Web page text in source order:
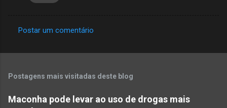
o
n
Postar um comentário
Postagens mais visitadas deste blog
Maconha pode levar ao uso de drogas mais